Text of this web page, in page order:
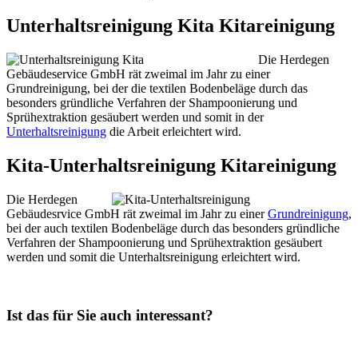
Unterhaltsreinigung Kita Kitareinigung
Die Herdegen
Gebäudeservice GmbH rät zweimal im Jahr zu einer
Grundreinigung, bei der die textilen Bodenbeläge durch das
besonders gründliche Verfahren der Shampoonierung und
Sprühextraktion gesäubert werden und somit in der
Unterhaltsreinigung die Arbeit erleichtert wird.
Kita-Unterhaltsreinigung Kitareinigung
Die Herdegen
Gebäudesrvice GmbH rät zweimal im Jahr zu einerGrundreinigung,
bei der auch textilen Bodenbeläge durch das besonders gründliche
Verfahren der Shampoonierung und Sprühextraktion gesäubert
werden und somit die Unterhaltsreinigung erleichtert wird.
Ist das für Sie auch interessant?